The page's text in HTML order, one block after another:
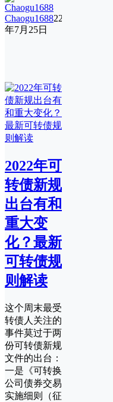
Chaogu168822
年7月25日
2022年可
转债新规
出台有和
重大变
化？最新
可转债规
则解读
这个周末最受
转债人关注的
事件莫过于两
份可转债新规
文件的出台：
一是《可转换
公司债券交易
实施细则（征